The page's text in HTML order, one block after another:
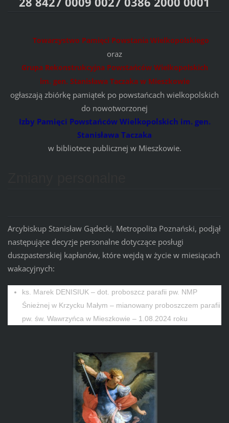
Towarzystwo Pamięci Powstania Wielkopolskiego
oraz
Grupa Rekonstrukcyjna Powstańców Wielkopolskich
im. gen. Stanisława Taczaka w Mieszkowie
ogłaszają zbiórkę pamiątek po powstańcach wielkopolskich
do nowotworzonej
Izby Pamięci Powstańców Wielkopolskich im. gen.
Stanisława Taczaka
w bibliotece publicznej w Mieszkowie.
Arcybiskup Stanisław Gądecki, Metropolita Poznański, podjął
następujące decyzje personalne dotyczące posługi
duszpasterskiej kapłanów, które wejdą w życie w miesiącach
wakacyjnych:
ks. Marek DENISIUK – dot. proboszcz parafii pw. NMP
Śnieżnej w Krzycku Małym – mianowany proboszczem parafii
pw. św. Wawrzyńca w Mieszkowie – 1.08.2024 roku